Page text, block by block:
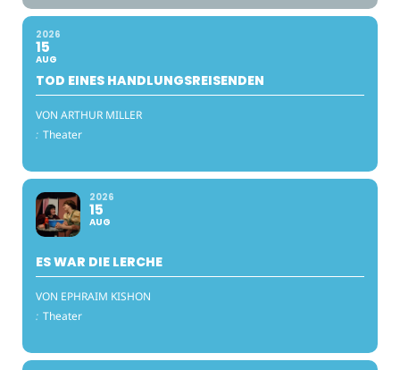
2026
15
AUG
TOD EINES HANDLUNGSREISENDEN
VON ARTHUR MILLER
: Theater
2026
15
AUG
ES WAR DIE LERCHE
VON EPHRAIM KISHON
: Theater